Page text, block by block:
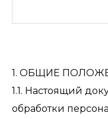
1. ОБЩИЕ
1.1. Настоящий
обработки